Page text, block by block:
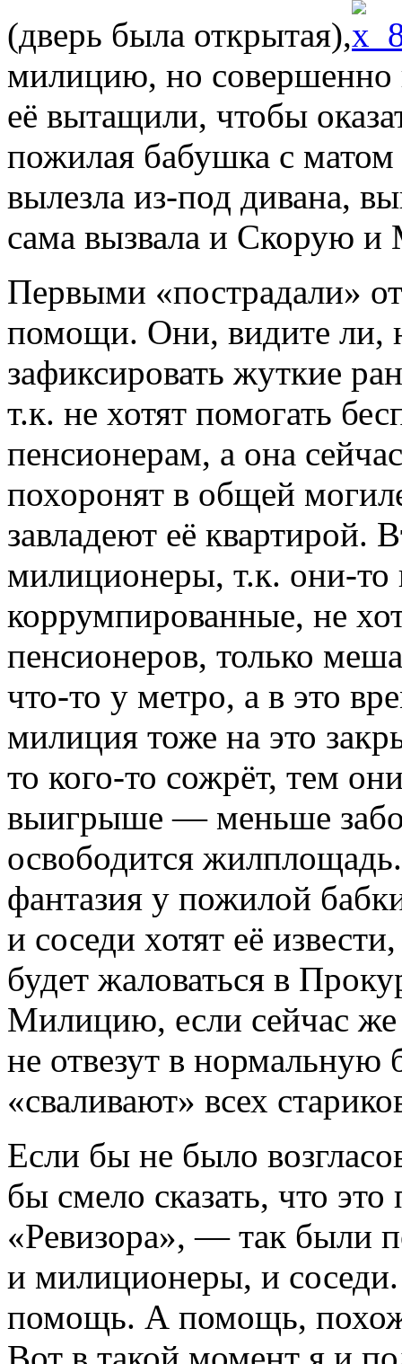
(дверь была открытая),
милицию, но совершенно
её вытащили, чтобы
пожилая бабушка с матом
вылезла из-под дивана,
сама вызвала и Скорую
Первыми «пострадали»
помощи. Они, видите ли,
зафиксировать жуткие
т.к. не хотят помогать
пенсионерам, а она
похоронят в общей
завладеют её квартирой.
милиционеры, т.к. они-то
коррумпированные, не
пенсионеров, только
что-то у метро, а в это
милиция тоже на это
то кого-то сожрёт, тем
выигрыше — меньше
освободится
фантазия у пожилой
и соседи хотят её
будет жаловаться в
Милицию, если сейчас же
не отвезут в нормальную
«сваливают» всех
Если бы не было
бы смело сказать, что
«Ревизора», — так были
и милиционеры, и
помощь. А помощь,